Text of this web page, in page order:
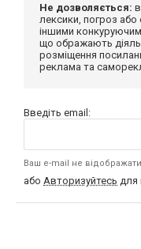
Не дозволяється:
лексики, погроз або
іншими
що ображають
розміщення
реклама та
Введіть email:
Ваш e-mail не
або Авторизуйтесь для